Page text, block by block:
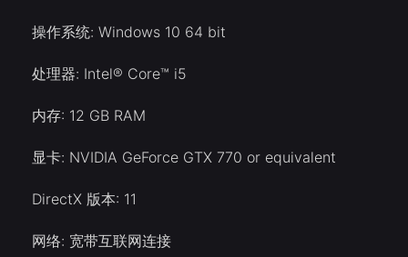
操作系统: Windows 10 64 bit
处理器: Intel® Core™ i5
内存: 12 GB RAM
显卡: NVIDIA GeForce GTX 770 or equivalent
DirectX 版本: 11
网络: 宽带互联网连接